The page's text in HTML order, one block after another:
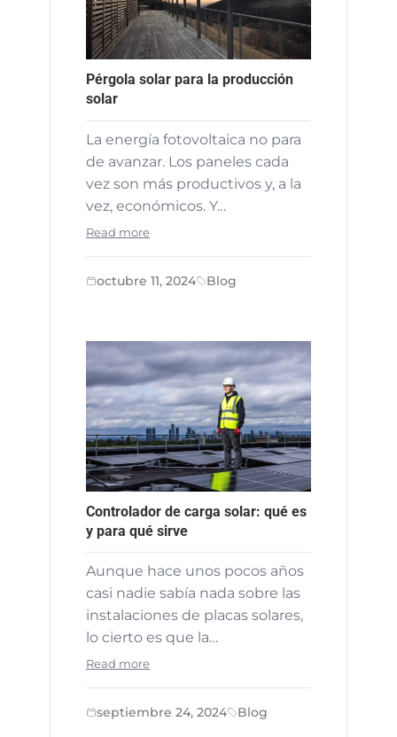
Pérgola solar para la producción
solar
La energía fotovoltaica no para
de avanzar. Los paneles cada
vez son más productivos y, a la
vez, económicos. Y…
Read more
octubre 11, 2024 Blog
Controlador de carga solar: qué es
y para qué sirve
Aunque hace unos pocos años
casi nadie sabía nada sobre las
instalaciones de placas solares,
lo cierto es que la…
Read more
septiembre 24, 2024 Blog